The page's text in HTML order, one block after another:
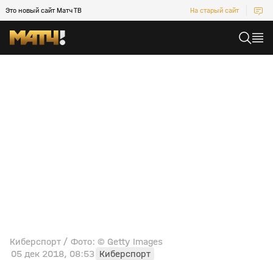
Это новый сайт Матч ТВ На старый сайт
Киберспорт / Фото: © Getty Images
05 дек 2018, 08:53 Киберспорт